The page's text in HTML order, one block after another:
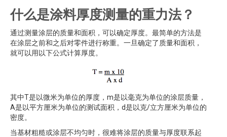
什么是涂料厚度测量的重力法？
通过测量涂层的质量和面积，可以确定厚度。最简单的方法是
在涂层之前和之后对零件进行称重。一旦确定了质量和面积，
就可以用以下公式计算厚度。
其中T是以微米为单位的厚度，m是以毫克为单位的涂层质量，
A是以平方厘米为单位的测试面积，d是以克/立方厘米为单位的
密度。
当基材粗糙或涂层不均匀时，很难将涂层的质量与厚度联系起